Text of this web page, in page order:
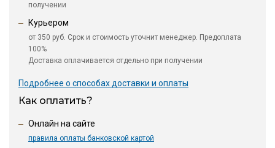
получении
Курьером
от 350 руб. Срок и стоимость уточнит менеджер. Предоплата
100%
Доставка оплачивается отдельно при получении
Подробнее о способах доставки и оплаты
Как оплатить?
Онлайн на сайте
правила оплаты банковской картой